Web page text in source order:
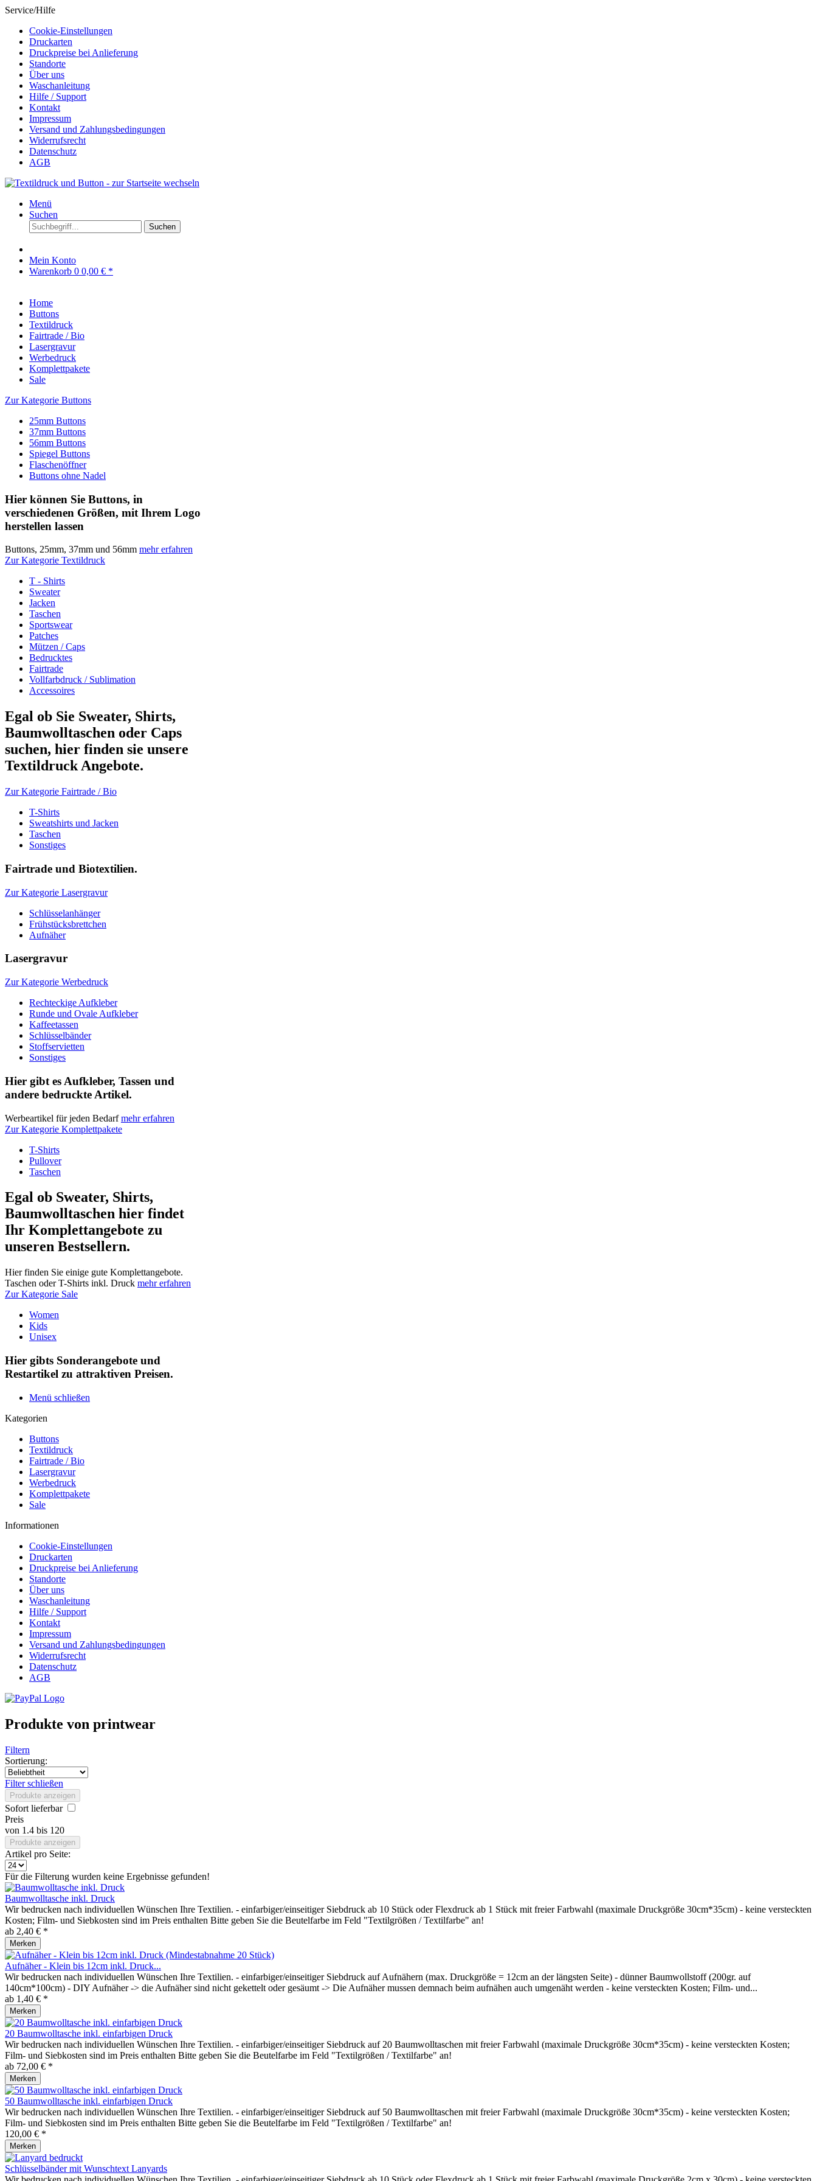
Service/Hilfe
Cookie-Einstellungen
Druckarten
Druckpreise bei Anlieferung
Standorte
Über uns
Waschanleitung
Hilfe / Support
Kontakt
Impressum
Versand und Zahlungsbedingungen
Widerrufsrecht
Datenschutz
AGB
Menü
Suchen
Suchen
Mein Konto
Warenkorb 0 0,00 € *
Home
Buttons
Textildruck
Fairtrade / Bio
Lasergravur
Werbedruck
Komplettpakete
Sale
Zur Kategorie Buttons
25mm Buttons
37mm Buttons
56mm Buttons
Spiegel Buttons
Flaschenöffner
Buttons ohne Nadel
Hier können Sie Buttons, in
verschiedenen Größen, mit Ihrem Logo
herstellen lassen
Buttons, 25mm, 37mm und 56mm mehr erfahren
Zur Kategorie Textildruck
T - Shirts
Sweater
Jacken
Taschen
Sportswear
Patches
Mützen / Caps
Bedrucktes
Fairtrade
Vollfarbdruck / Sublimation
Accessoires
Egal ob Sie Sweater, Shirts,
Baumwolltaschen oder Caps
suchen, hier finden sie unsere
Textildruck Angebote.
Zur Kategorie Fairtrade / Bio
T-Shirts
Sweatshirts und Jacken
Taschen
Sonstiges
Fairtrade und Biotextilien.
Zur Kategorie Lasergravur
Schlüsselanhänger
Frühstücksbrettchen
Aufnäher
Lasergravur
Zur Kategorie Werbedruck
Rechteckige Aufkleber
Runde und Ovale Aufkleber
Kaffeetassen
Schlüsselbänder
Stoffservietten
Sonstiges
Hier gibt es Aufkleber, Tassen und
andere bedruckte Artikel.
Werbeartikel für jeden Bedarfmehr erfahren
Zur Kategorie Komplettpakete
T-Shirts
Pullover
Taschen
Egal ob Sweater, Shirts,
Baumwolltaschen hier findet
Ihr Komplettangebote zu
unseren Bestsellern.
Hier finden Sie einige gute Komplettangebote.
Taschen oder T-Shirts inkl. Druck mehr erfahren
Zur Kategorie Sale
Women
Kids
Unisex
Hier gibts Sonderangebote und
Restartikel zu attraktiven Preisen.
Menü schließen
Kategorien
Buttons
Textildruck
Fairtrade / Bio
Lasergravur
Werbedruck
Komplettpakete
Sale
Informationen
Cookie-Einstellungen
Druckarten
Druckpreise bei Anlieferung
Standorte
Über uns
Waschanleitung
Hilfe / Support
Kontakt
Impressum
Versand und Zahlungsbedingungen
Widerrufsrecht
Datenschutz
AGB
Produkte von printwear
Filtern
Sortierung:
Filter schließen
Produkte anzeigen
Sofort lieferbar
Preis
von 1.4 bis 120
Produkte anzeigen
Artikel pro Seite:
Für die Filterung wurden keine Ergebnisse gefunden!
Baumwolltasche inkl. Druck
Wir bedrucken nach individuellen Wünschen Ihre Textilien. - einfarbiger/einseitiger Siebdruck ab 10 Stück oder Flexdruck ab 1 Stück mit freier Farbwahl (maximale Druckgröße 30cm*35cm) - keine versteckten
Kosten; Film- und Siebkosten sind im Preis enthalten Bitte geben Sie die Beutelfarbe im Feld "Textilgrößen / Textilfarbe" an!
ab 2,40 € *
Merken
Aufnäher - Klein bis 12cm inkl. Druck...
Wir bedrucken nach individuellen Wünschen Ihre Textilien. - einfarbiger/einseitiger Siebdruck auf Aufnähern (max. Druckgröße = 12cm an der längsten Seite) - dünner Baumwollstoff (200gr. auf
140cm*100cm) - DIY Aufnäher -> die Aufnäher sind nicht gekettelt oder gesäumt -> Die Aufnäher mussen demnach beim aufnähen auch umgenäht werden - keine versteckten Kosten; Film- und...
ab 1,40 € *
Merken
20 Baumwolltasche inkl. einfarbigen Druck
Wir bedrucken nach individuellen Wünschen Ihre Textilien. - einfarbiger/einseitiger Siebdruck auf 20 Baumwolltaschen mit freier Farbwahl (maximale Druckgröße 30cm*35cm) - keine versteckten Kosten;
Film- und Siebkosten sind im Preis enthalten Bitte geben Sie die Beutelfarbe im Feld "Textilgrößen / Textilfarbe" an!
ab 72,00 € *
Merken
50 Baumwolltasche inkl. einfarbigen Druck
Wir bedrucken nach individuellen Wünschen Ihre Textilien. - einfarbiger/einseitiger Siebdruck auf 50 Baumwolltaschen mit freier Farbwahl (maximale Druckgröße 30cm*35cm) - keine versteckten Kosten;
Film- und Siebkosten sind im Preis enthalten Bitte geben Sie die Beutelfarbe im Feld "Textilgrößen / Textilfarbe" an!
120,00 € *
Merken
Schlüsselbänder mit Wunschtext Lanyards